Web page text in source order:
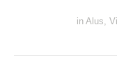
in Alus,